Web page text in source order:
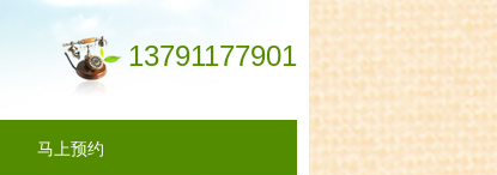
13791177901
马上预约